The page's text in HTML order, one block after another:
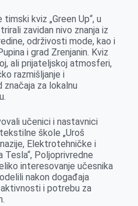
kviz „Green Up“, u
zavidan nivo znanja iz
održivosti mode, kao i
i grad Zrenjanin. Kviz
ali prijateljskoj atmosferi,
razmišljanje i
za lokalnu
učenici i nastavnici
škole „Uroš
Elektrotehničke i
Tesla“, Poljoprivredne
interesovanje učesnika
nakon događaja
i potrebu za